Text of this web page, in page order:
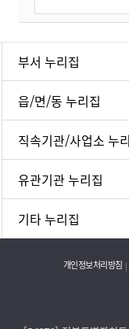
부서 누리집
읍/면/동 누리집
직속기관/사업소 누
유관기관 누리집
기타 누리집
개인정보처리방침